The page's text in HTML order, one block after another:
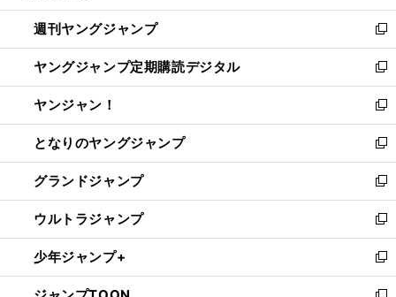
開
く
ウ
で
開
く
ン
ド
ウ
で
開
く
ウ
ィ
ン
ド
ウ
で
開
く
週刊ヤングジャンプ
新
し
い
ウ
ィ
ン
ド
ウ
で
開
く
ヤングジャンプ定期購読デジタル
新
し
い
ウ
ィ
ン
ド
ウ
で
開
く
ヤンジャン！
新
し
い
ウ
ィ
ン
ド
ウ
で
開
となりのヤングジャンプ
新
し
い
ウ
ィ
ン
ド
ウ
グランドジャンプ
新
し
い
ウ
ィ
ン
ウルトラジャンプ
新
し
い
ウ
少年ジャンプ+
新
し